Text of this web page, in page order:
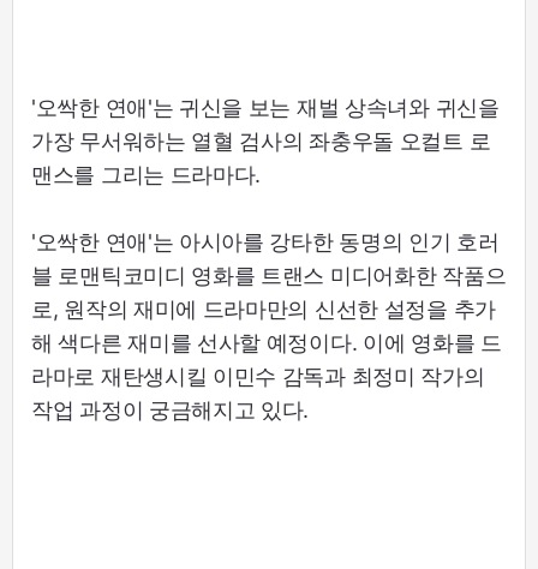
'오싹한 연애'는 귀신을 보는 재벌 상속녀와 귀신을
가장 무서워하는 열혈 검사의 좌충우돌 오컬트 로
맨스를 그리는 드라마다.
'오싹한 연애'는 아시아를 강타한 동명의 인기 호러
블 로맨틱코미디 영화를 트랜스 미디어화한 작품으
로, 원작의 재미에 드라마만의 신선한 설정을 추가
해 색다른 재미를 선사할 예정이다. 이에 영화를 드
라마로 재탄생시킬 이민수 감독과 최정미 작가의
작업 과정이 궁금해지고 있다.